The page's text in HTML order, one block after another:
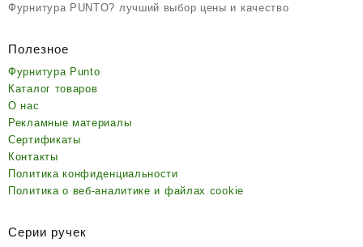
Фурнитура PUNTO? лучший выбор цены и качество
Полезное
Фурнитура Punto
Каталог товаров
О нас
Рекламные материалы
Сертификаты
Контакты
Политика конфиденциальности
Политика о веб-аналитике и файлах cookie
Серии ручек